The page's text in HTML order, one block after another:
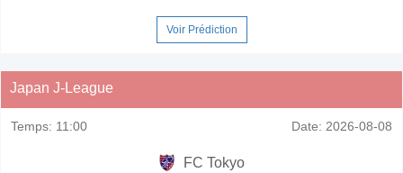
Voir Prédiction
Japan J-League
Temps: 11:00 Date: 2026-08-08
FC Tokyo